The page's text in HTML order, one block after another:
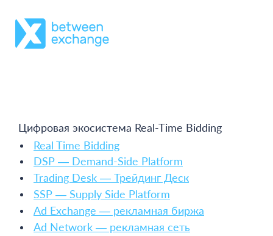
Цифровая экосистема Real-Time Bidding
Real Time Bidding
DSP — Demand-Side Platform
Trading Desk — Трейдинг Деск
SSP — Supply Side Platform
Ad Exchange — рекламная биржа
Ad Network — рекламная сеть